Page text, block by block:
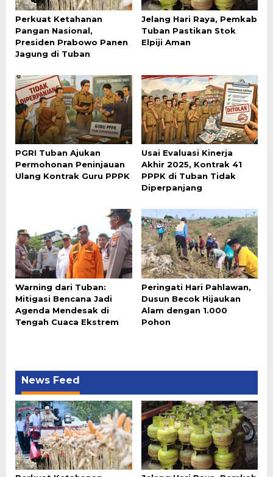
Perkuat Ketahanan
Pangan Nasional,
Presiden Prabowo Panen
Jagung di Tuban
Jelang Hari Raya, Pemkab
Tuban Pastikan Stok
Elpiji Aman
PGRI Tuban Ajukan
Permohonan Peninjauan
Ulang Kontrak Guru PPPK
Usai Evaluasi Kinerja
Akhir 2025, Kontrak 41
PPPK di Tuban Tidak
Diperpanjang
Warning dari Tuban:
Mitigasi Bencana Jadi
Agenda Mendesak di
Tengah Cuaca Ekstrem
Peringati Hari Pahlawan,
Dusun Becok Hijaukan
Alam dengan 1.000
Pohon
News Feed